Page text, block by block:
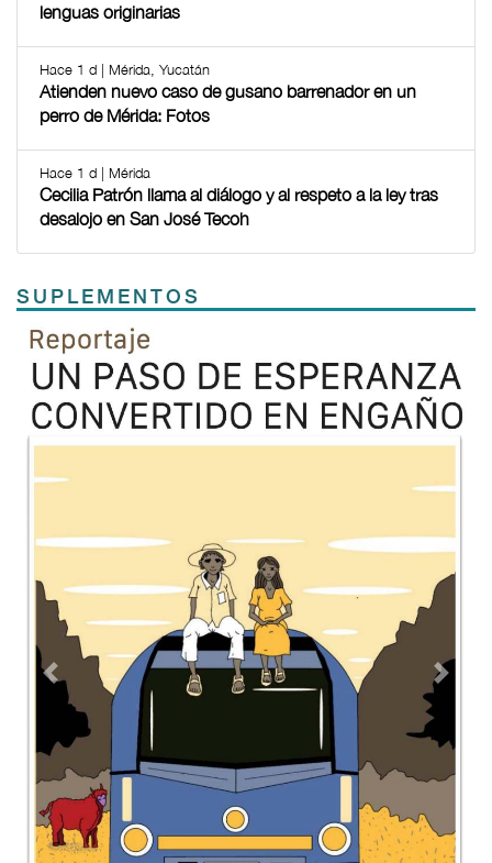
lenguas originarias
Hace 1 d | Mérida, Yucatán
Atienden nuevo caso de gusano barrenador en un
perro de Mérida: Fotos
Hace 1 d | Mérida
Cecilia Patrón llama al diálogo y al respeto a la ley tras
desalojo en San José Tecoh
SUPLEMENTOS
Previous
TODOS LOS SUPLEMENTOS
Contacto Directorio Aviso de privacidad
Copyright ©2026 Todos los derechos reservados | La Jornada
Maya